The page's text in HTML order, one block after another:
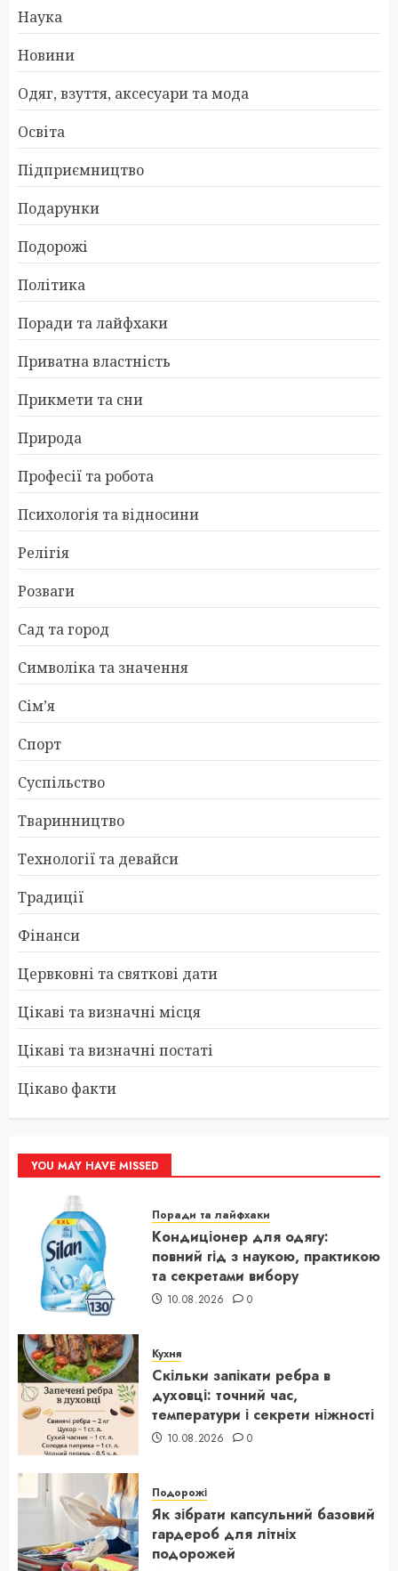
Наука
Новини
Одяг, взуття, аксесуари та мода
Освіта
Підприємництво
Подарунки
Подорожі
Політика
Поради та лайфхаки
Приватна властність
Прикмети та сни
Природа
Професії та робота
Психологія та відносини
Релігія
Розваги
Сад та город
Символіка та значення
Сім’я
Спорт
Суспільство
Тваринництво
Технології та девайси
Традиції
Фінанси
Цервковні та святкові дати
Цікаві та визначні місця
Цікаві та визначні постаті
Цікаво факти
YOU MAY HAVE MISSED
Поради та лайфхаки
Кондиціонер для одягу:
повний гід з наукою, практикою
та секретами вибору
10.08.2026 0
Кухня
Скільки запікати ребра в
духовці: точний час,
температури і секрети ніжності
10.08.2026 0
Подорожі
Як зібрати капсульний базовий
гардероб для літніх
подорожей